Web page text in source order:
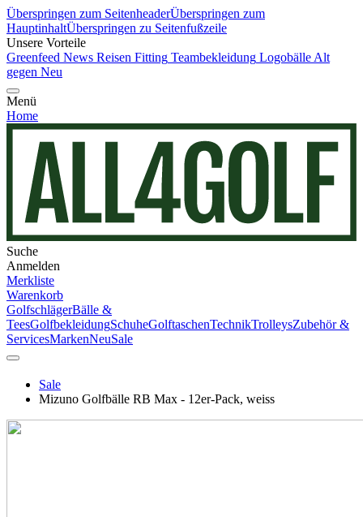
Überspringen zum SeitenheaderÜberspringen zum
HauptinhaltÜberspringen zu Seitenfußzeile
Unsere Vorteile
Greenfeed News Reisen Fitting Teambekleidung Logobälle Alt
gegen Neu
Menü
Home
Suche
Anmelden
Merkliste
Warenkorb
GolfschlägerBälle &
TeesGolfbekleidungSchuheGolftaschenTechnikTrolleysZubehör &
ServicesMarkenNeuSale
Sale
Mizuno Golfbälle RB Max - 12er-Pack, weiss